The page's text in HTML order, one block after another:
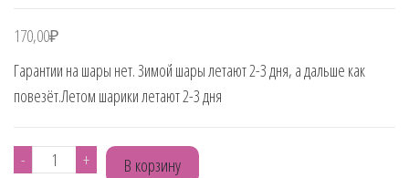
170,00₽
Гарантии на шары нет. Зимой шары летают 2-3 дня, а дальше как
повезёт.Летом шарики летают 2-3 дня
-
Количество
+ В корзину